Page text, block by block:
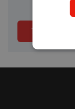
Turpināt